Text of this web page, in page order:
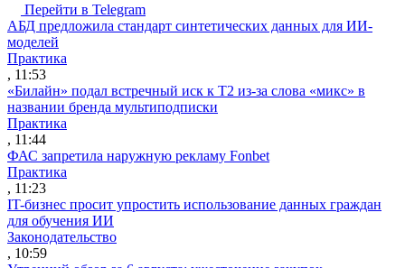
Перейти в Telegram
АБД предложила стандарт синтетических данных для ИИ-
моделей
Практика
, 11:53
«Билайн» подал встречный иск к Т2 из-за слова «микс» в
названии бренда мультиподписки
Практика
, 11:44
ФАС запретила наружную рекламу Fonbet
Практика
, 11:23
IT-бизнес просит упростить использование данных граждан
для обучения ИИ
Законодательство
, 10:59